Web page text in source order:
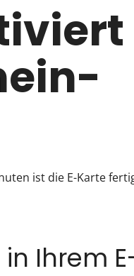
ist die E-Karte
Ihrem